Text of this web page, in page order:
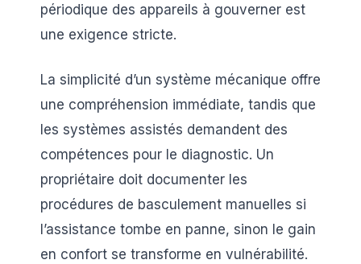
périodique des appareils à gouverner est
une exigence stricte.
La simplicité d’un système mécanique offre
une compréhension immédiate, tandis que
les systèmes assistés demandent des
compétences pour le diagnostic. Un
propriétaire doit documenter les
procédures de basculement manuelles si
l’assistance tombe en panne, sinon le gain
en confort se transforme en vulnérabilité.